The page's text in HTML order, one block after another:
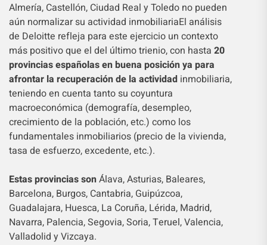
Almería, Castellón, Ciudad Real y Toledo no pueden
aún normalizar su actividad inmobiliariaEl análisis
de Deloitte refleja para este ejercicio un contexto
más positivo que el del último trienio, con hasta 20
provincias españolas en buena posición ya para
afrontar la recuperación de la actividad inmobiliaria,
teniendo en cuenta tanto su coyuntura
macroeconómica (demografía, desempleo,
crecimiento de la población, etc.) como los
fundamentales inmobiliarios (precio de la vivienda,
tasa de esfuerzo, excedente, etc.).
Estas provincias sonÁlava, Asturias, Baleares,
Barcelona, Burgos, Cantabria, Guipúzcoa,
Guadalajara, Huesca, La Coruña, Lérida, Madrid,
Navarra, Palencia, Segovia, Soria, Teruel, Valencia,
Valladolid y Vizcaya.